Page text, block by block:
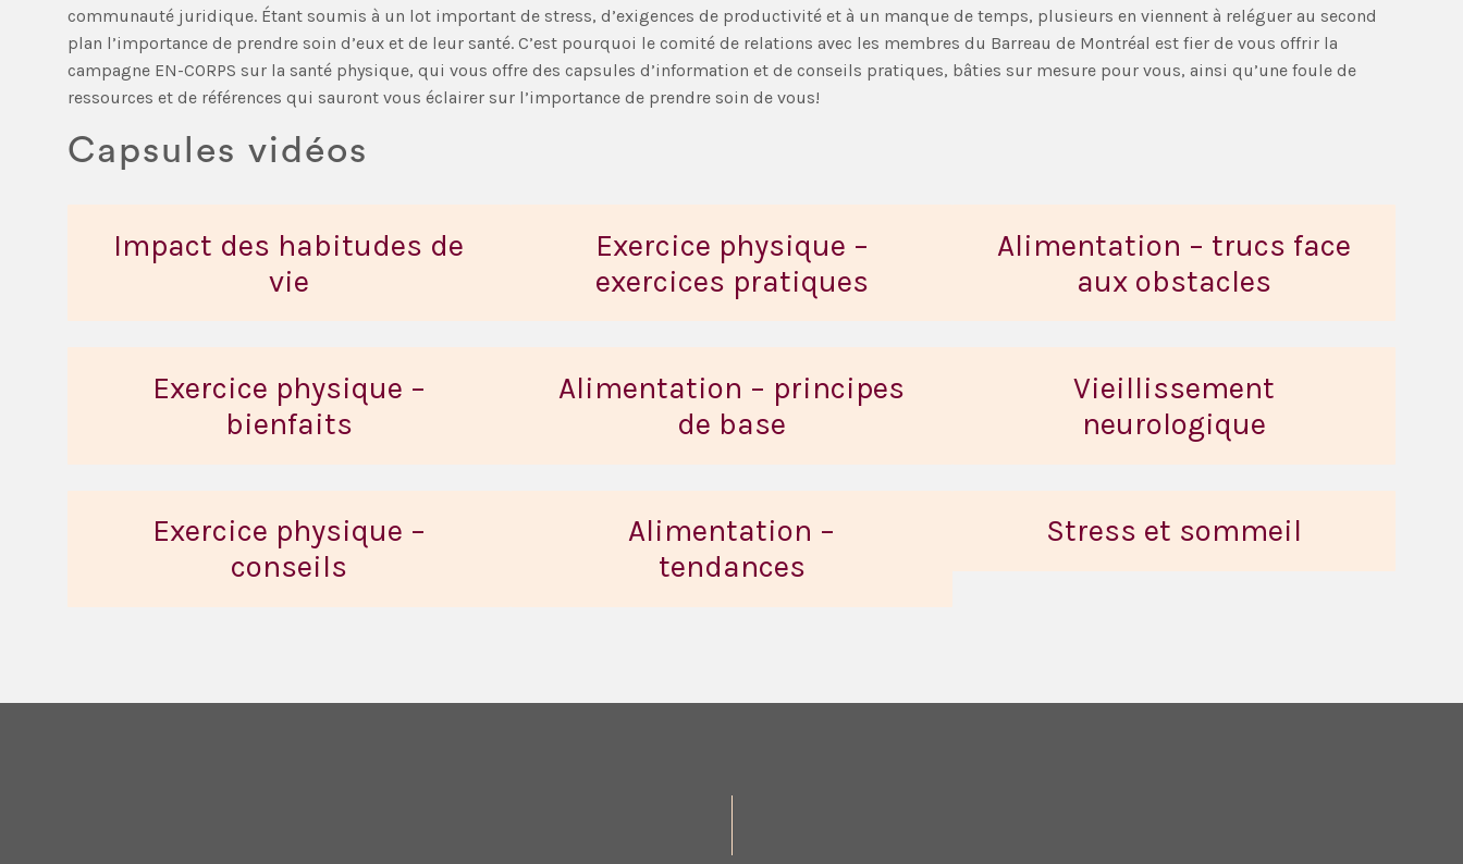
communauté juridique. Étant soumis à un lot important de stress, d’exigences de productivité et à un manque de temps, plusieurs en viennent à reléguer au second
plan l’importance de prendre soin d’eux et de leur santé. C’est pourquoi le comité de relations avec les membres du Barreau de Montréal est fier de vous offrir la
campagne EN-CORPS sur la santé physique, qui vous offre des capsules d’information et de conseils pratiques, bâties sur mesure pour vous, ainsi qu’une foule de
ressources et de références qui sauront vous éclairer sur l’importance de prendre soin de vous!
Capsules vidéos
Impact des habitudes de
vie
Exercice physique –
bienfaits
Exercice physique –
conseils
Exercice physique –
exercices pratiques
Alimentation – principes
de base
Alimentation –
tendances
Alimentation – trucs face
aux obstacles
Vieillissement
neurologique
Stress et sommeil